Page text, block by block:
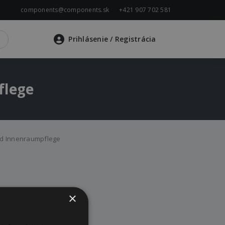
components@components.sk +421 907 702 581
Prihlásenie/ Registrácia
Innenraumpflege
×